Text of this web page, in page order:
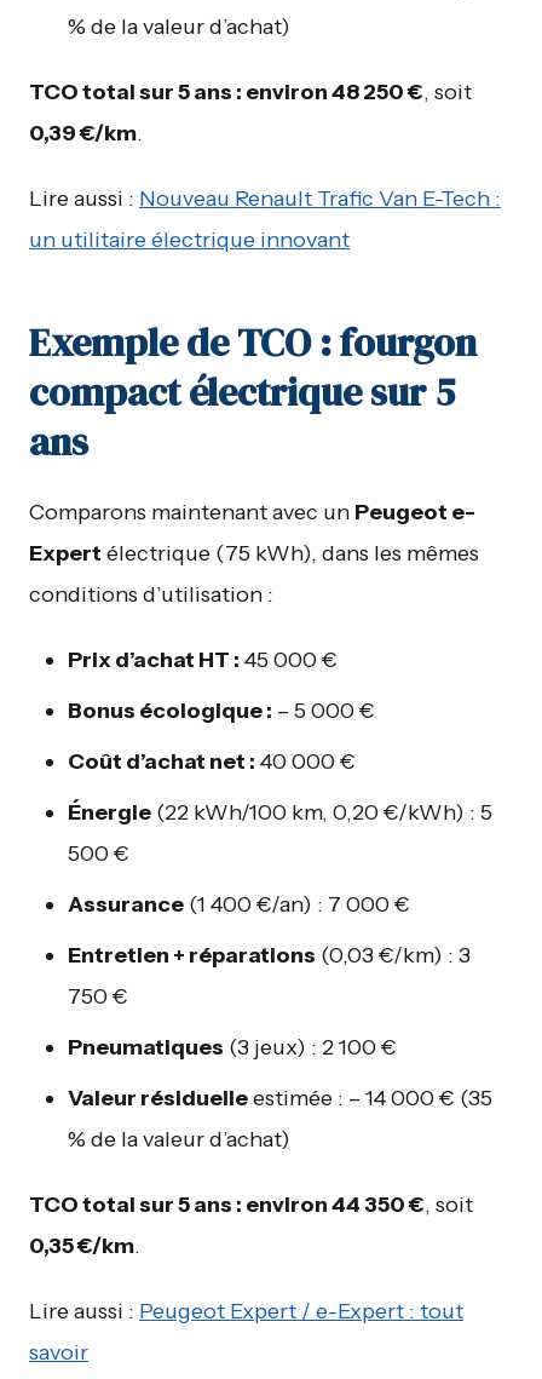
% de la valeur d’achat)
TCO total sur 5 ans : environ 48 250 €, soit
0,39 €/km.
Lire aussi : Nouveau Renault Trafic Van E-Tech :
un utilitaire électrique innovant
Exemple de TCO : fourgon
compact électrique sur 5
ans
Comparons maintenant avec un Peugeot e-
Expert électrique (75 kWh), dans les mêmes
conditions d’utilisation :
Prix d’achat HT : 45 000 €
Bonus écologique : – 5 000 €
Coût d’achat net : 40 000 €
Énergie (22 kWh/100 km, 0,20 €/kWh) : 5
500 €
Assurance (1 400 €/an) : 7 000 €
Entretien + réparations (0,03 €/km) : 3
750 €
Pneumatiques (3 jeux) : 2 100 €
Valeur résiduelleestimée : – 14 000 € (35
% de la valeur d’achat)
TCO total sur 5 ans : environ 44 350 €, soit
0,35 €/km.
Lire aussi : Peugeot Expert / e-Expert : tout
savoir